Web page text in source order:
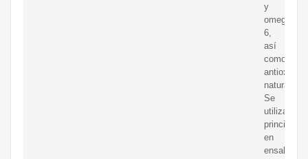
y
omega-
6,
así
como
naturales.
Se
utiliza
en
ensaladas